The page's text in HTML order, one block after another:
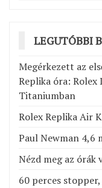
LEGUTÓBBI
Megérkezett az
Replika óra: Rolex
Titaniumban
Rolex Replika Air
Paul Newman 4,6
Nézd meg az órák
60 perces